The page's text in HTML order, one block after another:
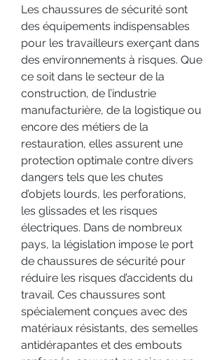
Les chaussures de sécurité sont
des équipements indispensables
pour les travailleurs exerçant dans
des environnements à risques. Que
ce soit dans le secteur de la
construction, de l’industrie
manufacturière, de la logistique ou
encore des métiers de la
restauration, elles assurent une
protection optimale contre divers
dangers tels que les chutes
d’objets lourds, les perforations,
les glissades et les risques
électriques. Dans de nombreux
pays, la législation impose le port
de chaussures de sécurité pour
réduire les risques d’accidents du
travail. Ces chaussures sont
spécialement conçues avec des
matériaux résistants, des semelles
antidérapantes et des embouts